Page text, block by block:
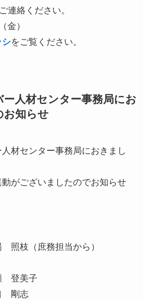
連絡ください。
金）
シをご覧ください。
人材センター事務局にお
お知らせ
材センター事務局におきまし
がございましたのでお知らせ
照枝（庶務担当から）
登美子
剛志